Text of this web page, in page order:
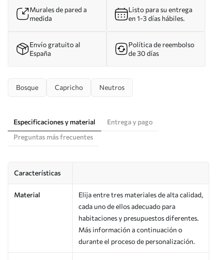
Murales de pared a
medida
Listo para su entrega
en 1-3 días hábiles.
Envío gratuito al
España
Política de reembolso
de 30 días
Bosque Capricho Neutros
Especificaciones y material
Entrega y pago
Preguntas más frecuentes
Características
Material
Elija entre tres materiales de alta calidad,
cada uno de ellos adecuado para
habitaciones y presupuestos diferentes.
Más información a continuación o
durante el proceso de personalización.